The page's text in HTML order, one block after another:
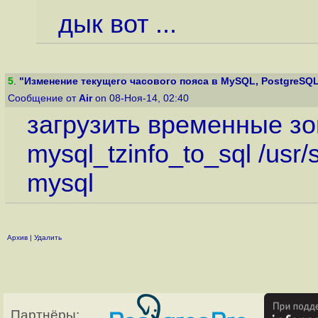
дык вот ...
5. "Изменение текущего часового пояса в MySQL,
Сообщение от Airon 08-Ноя-14, 02:40
загрузить временные
mysql_tzinfo_to_sql /
mysql
Архив | Удалить
Партнёры: